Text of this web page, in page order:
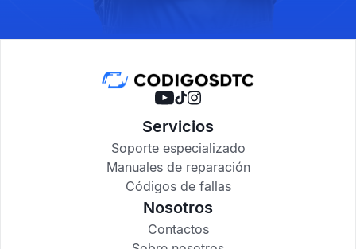
Servicios
Soporte especializado
Manuales de reparación
Códigos de fallas
Nosotros
Contactos